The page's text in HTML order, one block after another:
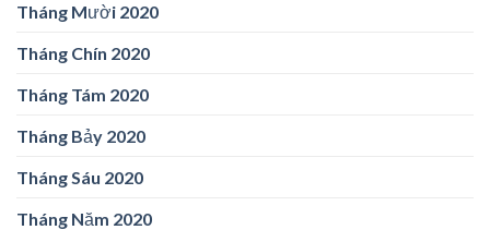
Tháng Mười 2020
Tháng Chín 2020
Tháng Tám 2020
Tháng Bảy 2020
Tháng Sáu 2020
Tháng Năm 2020